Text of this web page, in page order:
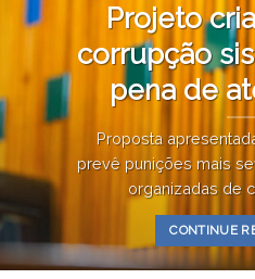
Projeto
corrupção
pena de
Proposta
prevê punições mais
organizadas de
CONTINUE